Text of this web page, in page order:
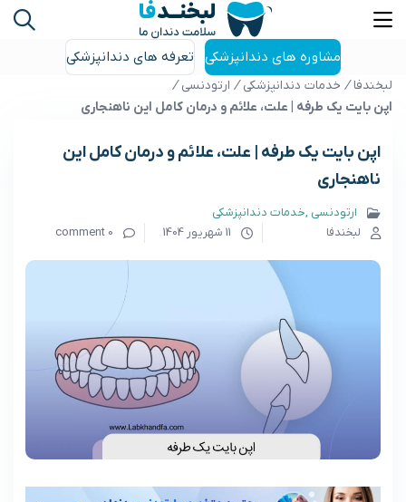
مشاوره های دندانپزشکی تعرفه های دندانپزشکی
لبخندفا / خدمات دندانپزشکی / ارتودنسی /
اپن بایت یک طرفه | علت، علائم و درمان کامل این ناهنجاری
اپن بایت یک طرفه | علت، علائم و درمان کامل این
ناهنجاری
ارتودنسی خدمات دندانپزشکی
لبخندفا
11 شهریور 1404 0 comment